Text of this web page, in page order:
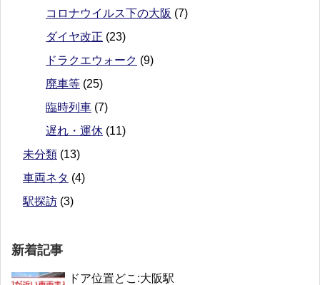
コロナウイルス下の大阪 (7)
ダイヤ改正 (23)
ドラクエウォーク (9)
廃車等 (25)
臨時列車 (7)
遅れ・運休 (11)
未分類 (13)
車両ネタ (4)
駅探訪 (3)
新着記事
ドア位置どこ:大阪駅